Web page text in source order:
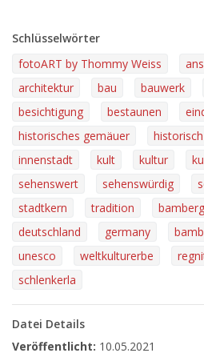
Schlüsselwörter
fotoART by Thommy Weiss
architektur
bau bauwerk
besichtigung
bestaunen
historisches gemäuer
historisch
innenstadt
kult kultur
sehenswert
sehenswürdig
stadtkern
tradition bamberg
deutschland
germany
unesco
weltkulturerbe
schlenkerla
Datei Details
Veröffentlicht: 10.05.2021